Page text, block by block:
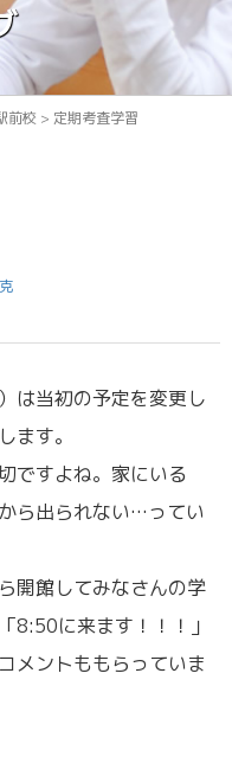
前校 > 定期考査学習
は当初の予定を変更し
す。
ですよね。家にいる
ら出られない…ってい
開館してみなさんの学
8:50に来ます！！！」
メントももらっていま